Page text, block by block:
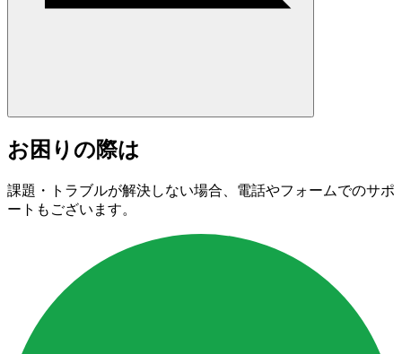
お困りの際は
課題・トラブルが解決しない場合、電話やフォームでのサポ
ートもございます。